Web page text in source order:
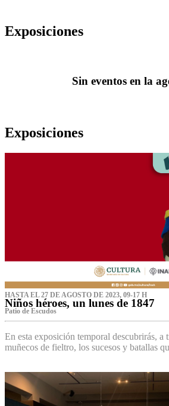
Exposiciones
Sin eventos en la
Exposiciones
HASTA EL 27 DE AGOSTO DE 2023, 09-17 H
Niños héroes, un lunes de 1847
Patio de Escudos
En esta exposición temporal descubrirás, a
muñecos de fieltro, los sucesos y batallas